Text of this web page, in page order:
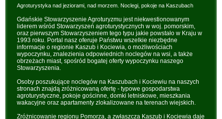
Agroturystyka nad jeziorami, nad morzem. Noclegi, pokoje na Kaszubach
Gdańskie Stowarzyszenie Agroturyzmu jest niekwestionowanym
liderem wśród Stowarzyszeń agroturystycznych w woj. pomorskim,
oraz pierwszym Stowarzyszeniem tego typu jakie powstało w Kraju w
1993 roku. Portal nasz oferuje Państwu wszelkie niezbędne
informacje o regionie Kaszub i Kociewia, o możliwościach
wypoczynku, znalezienia odpowiednich noclegów na wsi, a także
obrzeżach miast, spośród bogatej oferty wypoczynku naszego
Stowarzyszenia.
Osoby poszukujące noclegów na Kaszubach i Kociewiu na naszych
stronach znajdą zróżnicowaną ofertę - typowe gospodarstwa
agroturystyczne, pokoje gościnne, domki letniskowe, mieszkania
wakacyjne oraz apartamenty zlokalizowane na terenach wiejskich.
Zróżnicowanie regionu Pomorza, a zwłaszcza Kaszub i Kociewia daje